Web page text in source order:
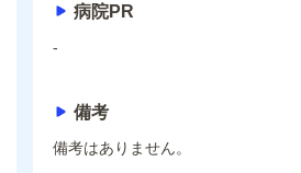
病院PR
-
備考
備考はありません。